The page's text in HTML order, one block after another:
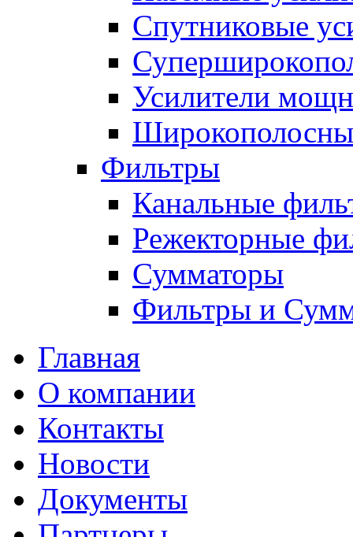
Спутниковые
Усилители
Фильтры
Канальные
Режекторные
Сумматоры
Фильтры и
Главная
О компании
Контакты
Новости
Документы